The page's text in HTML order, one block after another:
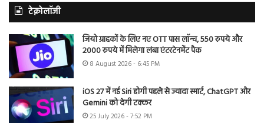
टेक्नोलॉजी
जियो ग्राहकों के लिए नए OTT पास लॉन्च, 550 रुपये और
2000 रुपये में मिलेगा लंबा एंटरटेनमेंट पैक
8 August 2026 - 6:45 PM
iOS 27 में नई Siri होगी पहले से ज्यादा स्मार्ट, ChatGPT और
Gemini को देगी टक्कर
25 July 2026 - 7:52 PM